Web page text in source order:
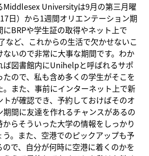
Middlesex Universityは9月の第三月曜
日）から1週間オリエンテーション期
BRPや学生証の取得やネット上で
ど、これからの生活で欠かせないこ
ないので非常に大事な期間です。わか
ば図書館内にUnihelpと呼ばれるサポ
ので、私も含め多くの学生がそこを
。また、事前にインターネット上で新
トが確認でき、予約しておけばそのオ
期間に友達を作れるチャンスがあるの
らそういった大学の情報をしっかり
。また、空港でのピックアップも予
で、自分が何時に空港に着くのかを